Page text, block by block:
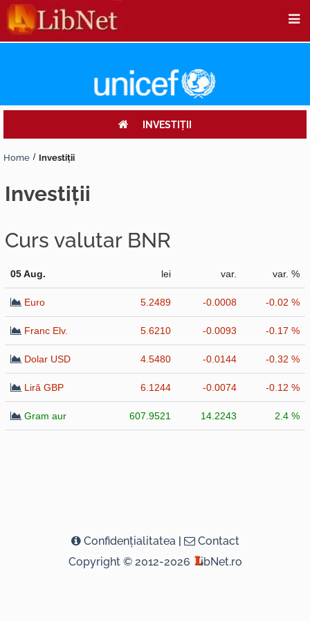
INVESTIŢII
Home Investiţii
investiţii
Curs valutar BNR
05 Aug. lei var. var. %
Euro 5.2489 -0.0008 -0.02 %
Franc Elv. 5.6210 -0.0093 -0.17 %
Dolar USD 4.5480 -0.0144 -0.32 %
Liră GBP 6.1244 -0.0074 -0.12 %
Gram aur 607.9521 14.2243 2.4 %
Confidenţialitatea |
Contact
Copyright © 2012-2026
ibNet.ro